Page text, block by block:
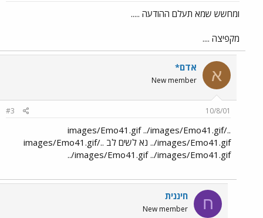
ומחשש שמא תעלם ההודעה .....
מקפיצה ....
א אדם*
New member
10/8/01
#3
../images/Emo41.gif ../images/Emo41.gif
../images/Emo41.gif נא לשים לב ../images/Emo41.gif
../images/Emo41.gif ../images/Emo41.gif
ח חיננית
New member